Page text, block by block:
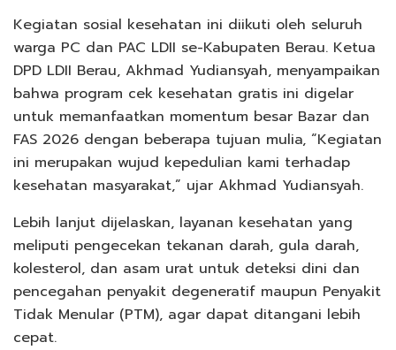
Kegiatan sosial kesehatan ini diikuti oleh seluruh
warga PC dan PAC LDII se-Kabupaten Berau. Ketua
DPD LDII Berau, Akhmad Yudiansyah, menyampaikan
bahwa program cek kesehatan gratis ini digelar
untuk memanfaatkan momentum besar Bazar dan
FAS 2026 dengan beberapa tujuan mulia, “Kegiatan
ini merupakan wujud kepedulian kami terhadap
kesehatan masyarakat,” ujar Akhmad Yudiansyah.
Lebih lanjut dijelaskan, layanan kesehatan yang
meliputi pengecekan tekanan darah, gula darah,
kolesterol, dan asam urat untuk deteksi dini dan
pencegahan penyakit degeneratif maupun Penyakit
Tidak Menular (PTM), agar dapat ditangani lebih
cepat.